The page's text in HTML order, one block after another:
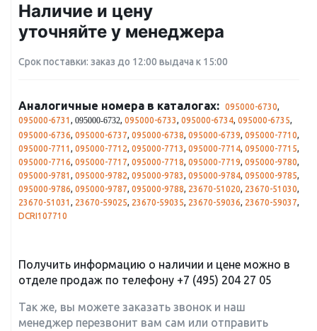
Наличие и цену
уточняйте у менеджера
Срок поставки: заказ до 12:00 выдача к 15:00
Аналогичные номера в каталогах: 095000-6730,
095000-6731 , 095000-6732, 095000-6733, 095000-6734, 095000-6735,
095000-6736, 095000-6737, 095000-6738, 095000-6739, 095000-7710,
095000-7711 , 095000-7712, 095000-7713, 095000-7714, 095000-7715,
095000-7716, 095000-7717, 095000-7718, 095000-7719, 095000-9780,
095000-9781 , 095000-9782, 095000-9783, 095000-9784, 095000-9785,
095000-9786, 095000-9787, 095000-9788, 23670-51020, 23670-51030,
23670-51031 , 23670-59025, 23670-59035, 23670-59036, 23670-59037,
DCRI107710
Получить информацию о наличии и цене можно в
отделе продаж по телефону +7 (495) 204 27 05
Так же, вы можете заказать звонок и наш
менеджер перезвонит вам сам или отправить